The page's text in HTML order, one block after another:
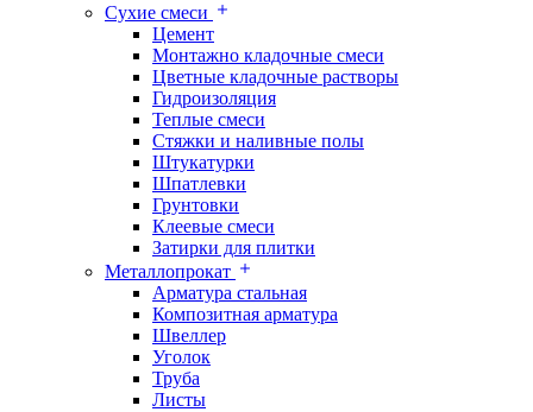
Сухие смеси
Цемент
Монтажно кладочные смеси
Цветные кладочные растворы
Гидроизоляция
Теплые смеси
Стяжки и наливные полы
Штукатурки
Шпатлевки
Грунтовки
Клеевые смеси
Затирки для плитки
Металлопрокат
Арматура стальная
Композитная арматура
Швеллер
Уголок
Труба
Листы